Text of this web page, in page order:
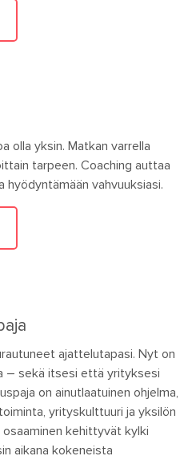
olla yksin. Matkan varrella
tarpeen. Coaching auttaa
hyödyntämään vahvuuksiasi.
ajattelutapasi. Nyt on
– sekä itsesi että yrityksesi
on ainutlaatuinen ohjelma,
yrityskulttuuri ja yksilön
kehittyvät kylki
aikana kokeneista